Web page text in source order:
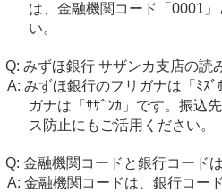
は、金融機関コード「0001
い。
みずほ銀行 サザンカ支店の読
みずほ銀行のフリガナは「ﾐｽ
ガナは「ｻｻﾞﾝｶ」です。振込
ス防止にもご活用ください。
金融機関コードと銀行コード
金融機関コードは、銀行コー